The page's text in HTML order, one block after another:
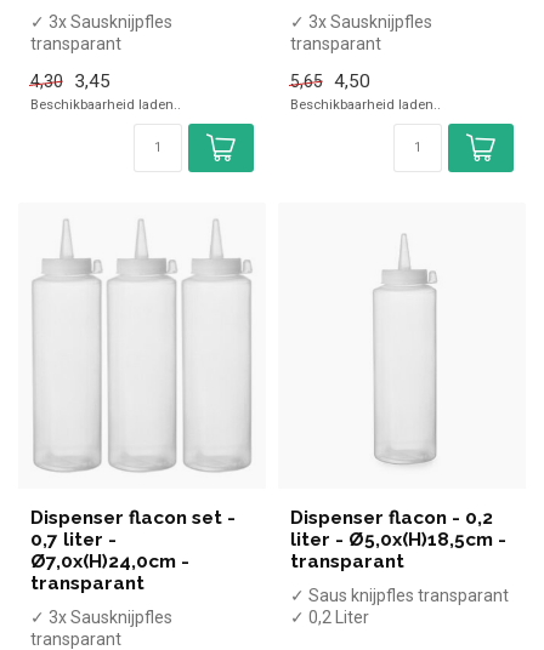
✓ 3x Sausknijpfles
transparant
✓ (H)18,5, Diameter 5cm
4,30 3,45
Beschikbaarheid laden..
✓ 3x Sausknijpfles
transparant
✓ (H)20,5, Diameter 5,5cm
5,65 4,50
Beschikbaarheid laden..
Dispenser flacon set -
0,7 liter -
Ø7,0x(H)24,0cm -
transparant
✓ 3x Sausknijpfles
transparant
Dispenser flacon - 0,2
liter - Ø5,0x(H)18,5cm -
transparant
✓ Saus knijpfles transparant
✓ 0,2 Liter